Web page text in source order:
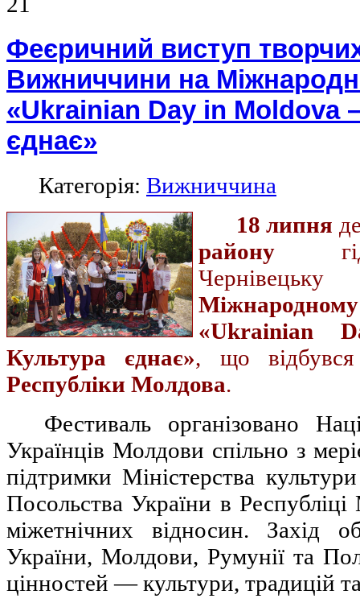
Феєричний виступ
Вижниччини на
«Ukrainian Day in Moldova
єднає»
Категорія: Вижниччина
18 липня
району
«Ukrainian
Культура єднає», що
Республіки Молдова.
Фестиваль організовано
Українців Молдови спільно з
підтримки Міністерства
Посольства України в
міжетнічних відносин. Захід
України, Молдови, Румунії та
цінностей — культури, традицій